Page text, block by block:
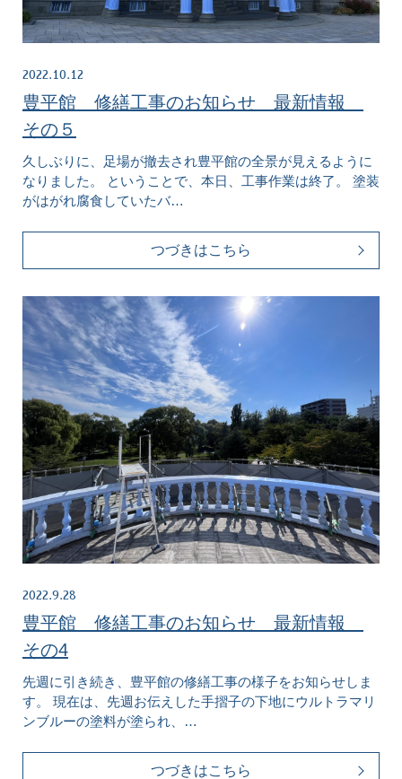
2022.10.12
豊平館 修繕工事のお知らせ 最新情報
その５
久しぶりに、足場が撤去され豊平館の全景が見えるように
なりました。 ということで、本日、工事作業は終了。 塗装
がはがれ腐食していたバ…
つづきはこちら
2022.9.28
豊平館 修繕工事のお知らせ 最新情報
その4
先週に引き続き、豊平館の修繕工事の様子をお知らせしま
す。 現在は、先週お伝えした手摺子の下地にウルトラマリ
ンブルーの塗料が塗られ、…
つづきはこちら